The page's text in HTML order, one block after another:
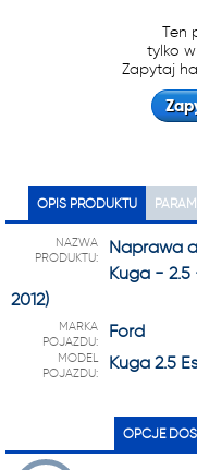
Ten
tylko
Zapytaj
OPIS PRODUKTU
NAZWA
PRODUKTU:
Naprawa
Kuga -
2012)
MARKA
POJAZDU:
Ford
MODEL
POJAZDU:
Kuga 2.5
OPCJE